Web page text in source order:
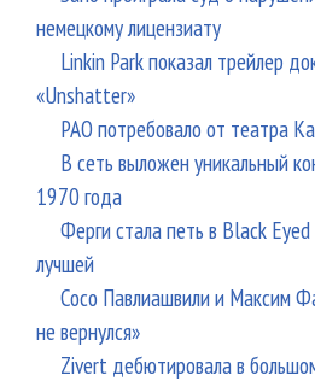
немецкому лицензиату
Linkin Park показал трейлер
«Unshatter»
РАО потребовало от театра
В сеть выложен уникальный
1970 года
Ферги стала петь в Black
лучшей
Сосо Павлиашвили и Максим
не вернулся»
Zivert дебютировала в